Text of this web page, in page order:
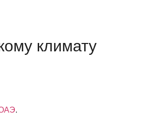
климату
.